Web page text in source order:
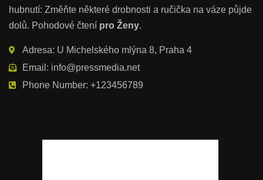
hubnutí: Změňte některé drobnosti a ručička na váze půjde
dolů. Pohodové čtení pro Ženy.
Adresa: U Michelského mlýna 8, Praha 4
Email: info@pressmedia.net
Phone Number: +123456789